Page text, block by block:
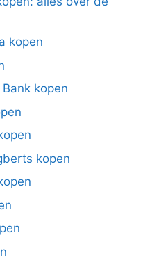
kopen
kopen
kopen